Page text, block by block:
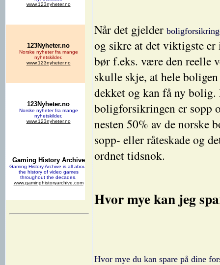
Når det gjelder
og sikre at det viktigste
bør f.eks. være den reelle
skulle skje, at hele
dekket og kan få ny
boligforsikringen er sopp
nesten 50% av de norske
sopp- eller råteskade og
ordnet tidsnok.
Hvor mye kan jeg
Hvor mye du kan spare på dine